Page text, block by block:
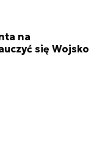
na
się Wojsko